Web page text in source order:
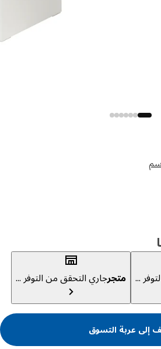
599
... متجرجاري التحقق من التوفر ...
عربة التسوق